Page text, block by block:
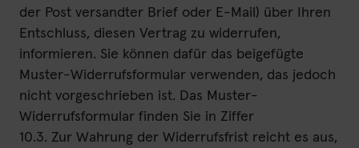
der Post versandter Brief oder E-Mail) über Ihren
Entschluss, diesen Vertrag zu widerrufen,
informieren. Sie können dafür das beigefügte
Muster-Widerrufsformular verwenden, das jedoch
nicht vorgeschrieben ist. Das Muster-
Widerrufsformular finden Sie in Ziffer
10.3. Zur Wahrung der Widerrufsfrist reicht es aus,